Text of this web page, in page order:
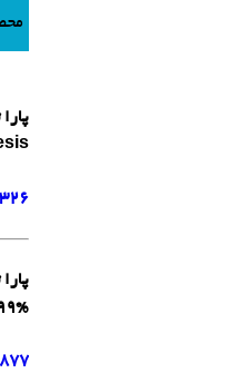
پارا
پارا